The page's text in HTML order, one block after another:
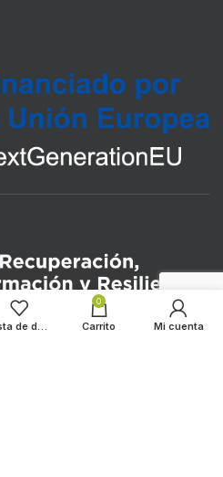
Lista de deseos
0
Carrito Mi cuenta